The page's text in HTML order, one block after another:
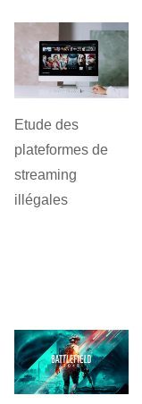
Etude des
plateformes de
streaming
illégales